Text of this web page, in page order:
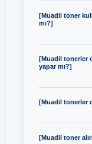
[Muadil toner
mı?]
[Muadil tonerler
yapar mı?]
[Muadil tonerler
[Muadil toner